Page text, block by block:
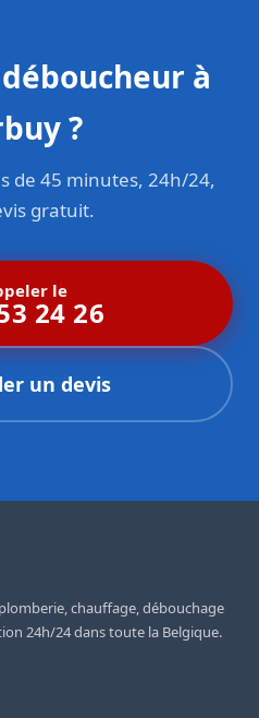
à
?
de 45 minutes, 24h/24,
gratuit.
le
24 26
un devis
chauffage, débouchage
24h/24 dans toute la Belgique.